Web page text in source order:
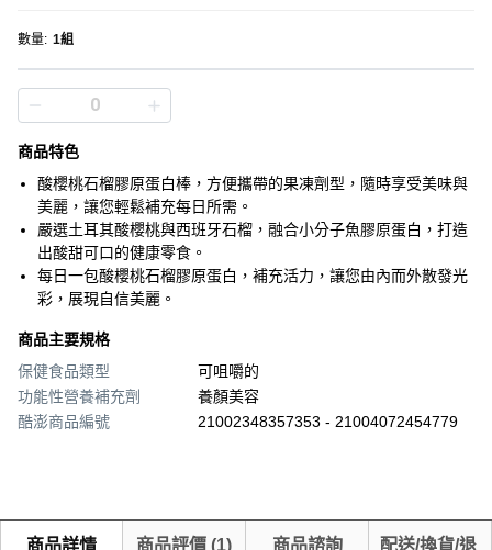
數量: 1組
商品特色
酸櫻桃石榴膠原蛋白棒，方便攜帶的果凍劑型，隨時享受美味與
美麗，讓您輕鬆補充每日所需。
嚴選土耳其酸櫻桃與西班牙石榴，融合小分子魚膠原蛋白，打造
出酸甜可口的健康零食。
每日一包酸櫻桃石榴膠原蛋白，補充活力，讓您由內而外散發光
彩，展現自信美麗。
商品主要規格
保健食品類型
可咀嚼的
功能性營養補充劑
養顏美容
酷澎商品編號
21002348357353 - 21004072454779
商品詳情 商品評價 (1) 商品諮詢
配送/換貨/退